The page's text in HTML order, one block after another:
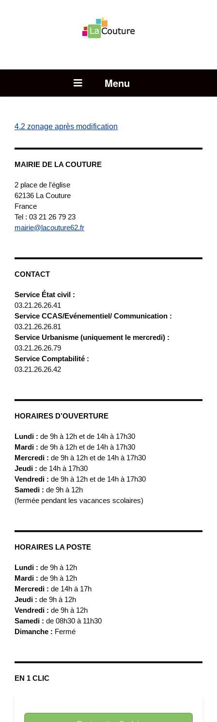
Open Menu
MAIRIE DE LA COUTURE
2 place de l'église
62136 La Couture
France
Tel : 03 21 26 79 23
mairie@lacouture62.fr
CONTACT
Service État civil :
03.21.26.26.41
Service CCAS/Evénementiel/ Communication :
03.21.26.26.81
Service Urbanisme (uniquement le mercredi) :
03.21.26.26.79
Service Comptabilité :
03.21.26.26.42
HORAIRES D’OUVERTURE
Lundi : de 9h à 12h et de 14h à 17h30
Mardi : de 9h à 12h et de 14h à 17h30
Mercredi : de 9h à 12h et de 14h à 17h30
Jeudi : de 14h à 17h30
Vendredi : de 9h à 12h et de 14h à 17h30
Samedi : de 9h à 12h
(fermée pendant les vacances scolaires)
HORAIRES LA POSTE
Lundi : de 9h à 12h
Mardi : de 9h à 12h
Mercredi : de 14h à 17h
Jeudi : de 9h à 12h
Vendredi : de 9h à 12h
Samedi : de 08h30 à 11h30
Dimanche : Fermé
EN 1 CLIC
4.2 zonage après modification